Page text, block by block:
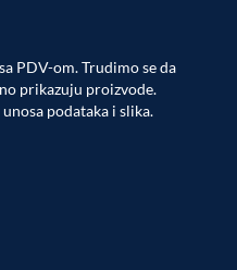
PDV-om. Trudimo se da
prikazuju proizvode.
podataka i slika.